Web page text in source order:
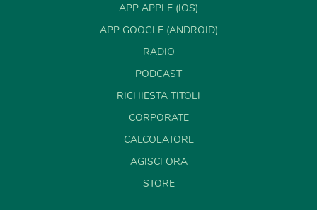
APP APPLE (IOS)
APP GOOGLE (ANDROID)
RADIO
PODCAST
RICHIESTA TITOLI
CORPORATE
CALCOLATORE
AGISCI ORA
STORE